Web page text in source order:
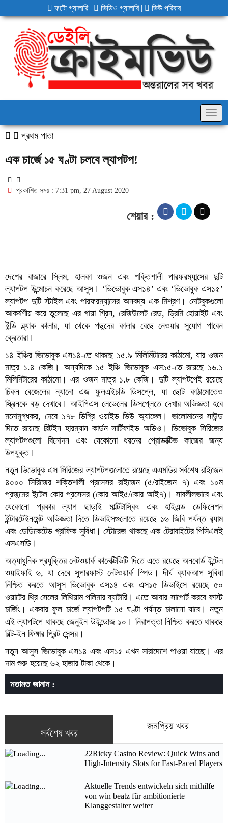
ফটো গ্যালারি | ভিডিও গ্যালারি | ভিউ পরিবার
প্রথম পাতা
এক চার্জে ১৫ ঘণ্টা চলবে ল্যাপটপ!
প্রকাশিত সময় : 7:31 pm, 27 August 2020
শেয়ার :
দেশের বাজারে স্লিম, হালকা ওজন এবং শক্তিশালী পারফরম্যান্সের দুটি
ল্যাপটপ উন্মোচন করেছে আসুস। ‘ভিভোবুক এস১৪’ এবং ‘ভিভোবুক এস১৫’
ল্যাপটপ দুটি স্টাইল এবং পারফরম্যান্সের অনবদ্য এক মিশ্রণ। নোটবুকগুলো
আকর্ষণীয় করে তুলেছে এর গায়া গ্রিন, রেজিউলেট রেড, ড্রিমি হোয়াইট এবং
ইন্ডি ব্ল্যাক কালার, যা থেকে পছন্দের কালার বেছে নেওয়ার সুযোগ পাবেন
ক্রেতারা।
১৪ ইঞ্চির ভিভোবুক এস১৪-তে থাকছে ১৫.৯ মিলিমিটারের কাঠামো, যার ওজন
মাত্র ১.৪ কেজি। অন্যদিকে ১৫ ইঞ্চি ভিভোবুক এস১৫-তে রয়েছে ১৬.১
মিলিমিটারের কাঠামো। এর ওজন মাত্র ১.৮ কেজি। দুটি ল্যাপটপেই রয়েছে
চিকন বেজেলের ন্যানো এজ ফুলএইচডি ডিসপ্লে, যা ছোট কাঠামোতেও
স্ক্রিনকে বড় দেখাবে। আইপিএস লেভেলের ডিসপ্লেতে দেখার অভিজ্ঞতা হবে
মনোমুগ্ধকর, দেবে ১৭৮ ডিগ্রি ওয়াইড ভিউ অ্যাঙ্গেল। ভালোমানের সাউন্ড
দিতে রয়েছে বিল্টইন হারম্যান কার্ডন সার্টিফাইড অডিও। ভিভোবুক সিরিজের
ল্যাপটপগুলো বিনোদন এবং যেকোনো ধরনের প্রোডাক্টিভ কাজের জন্য
উপযুক্ত।
নতুন ভিভোবুক এস সিরিজের ল্যাপটপগুলোতে রয়েছে এএমডির সর্বশেষ রাইজেন
৪০০০ সিরিজের শক্তিশালী প্রসেসর রাইজেন (৫/রাইজেন ৭) এবং ১০ম
প্রজন্মের ইন্টেল কোর প্রসেসর (কোর আই৫/কোর আই৭)। সাবলীলভাবে এবং
যেকোনো প্রকার ল্যাগ ছাড়াই মাল্টিটাস্কিং এবং হাইএন্ড ডেফিনেশন
ইন্টারটেইনমেন্ট অভিজ্ঞতা দিতে ডিভাইসগুলোতে রয়েছে ১৬ জিবি পর্যন্ত র‍্যাম
এবং ডেডিকেটেড গ্রাফিক সুবিধা। স্টোরেজ থাকছে এক টেরাবাইটের পিসিএলই
এসএসডি।
অত্যাধুনিক প্রযুক্তির নেটওয়ার্ক কানেক্টিভিটি দিতে এতে রয়েছে অনবোর্ড ইন্টেল
ওয়াইফাই ৬, যা দেবে সুপারফাস্ট নেটওয়ার্ক স্পিড। দীর্ঘ ব্যাকআপ সুবিধা
নিশ্চিত করতে আসুস ভিভোবুক এস১৪ এবং এস১৫ ডিভাইসে রয়েছে ৫০
ওয়াটের থ্রি সেলের লিথিয়াম পলিমার ব্যাটারি। এতে আবার সাপোর্ট করবে ফাস্ট
চার্জিং। একবার ফুল চার্জে ল্যাপটপটি ১৫ ঘণ্টা পর্যন্ত চালানো যাবে। নতুন
এই ল্যাপটপে থাকছে জেনুইন উইন্ডোজ ১০। নিরাপত্তা নিশ্চিত করতে থাকছে
বিল্ট-ইন ফিঙ্গার প্রিন্ট সেন্সর।
নতুন আসুস ভিভোবুক এস১৪ এবং এস১৫ এখন সারাদেশে পাওয়া যাচ্ছে। এর
দাম শুরু হয়েছে ৬২ হাজার টাকা থেকে।
মতামত জানান :
সর্বশেষ খবর
জনপ্রিয় খবর
22Ricky Casino Review: Quick Wins and
High‑Intensity Slots for Fast‑Paced Players
Aktuelle Trends entwickeln sich mithilfe
von win beatz für ambitionierte
Klanggestalter weiter